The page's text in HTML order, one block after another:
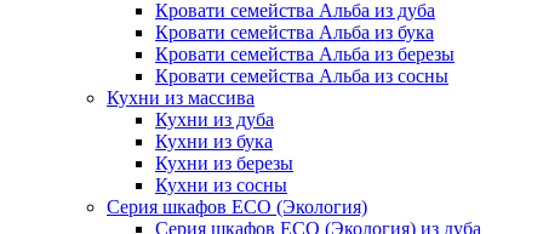
Кровати семейства Альба из дуба
Кровати семейства Альба из бука
Кровати семейства Альба из березы
Кровати семейства Альба из сосны
Кухни из массива
Кухни из дуба
Кухни из бука
Кухни из березы
Кухни из сосны
Серия шкафов ECO (Экология)
Серия шкафов ECO (Экология) из дуба